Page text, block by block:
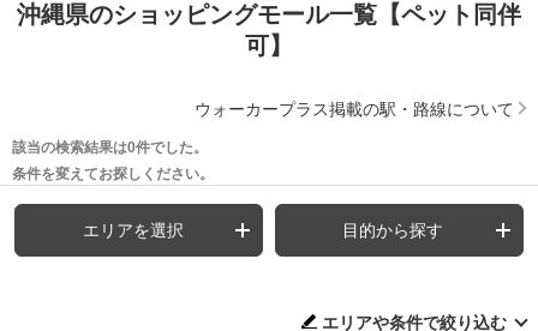
沖縄県のショッピングモール一覧【ペット同伴
可】
ウォーカープラス掲載の駅・路線について
該当の検索結果は0件でした。
条件を変えてお探しください。
エリアを選択 目的から探す
エリアや条件で絞り込む